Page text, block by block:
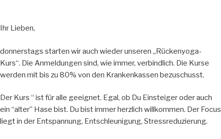
Ihr Lieben,
donnerstags starten wir auch wieder unseren „Rückenyoga-
Kurs“. Die Anmeldungen sind, wie immer, verbindlich. Die Kurse
werden mit bis zu 80% von den Krankenkassen bezuschusst.
Der Kurs “ ist für alle geeignet. Egal, ob Du Einsteiger oder auch
ein “alter” Hase bist. Du bist immer herzlich willkommen. Der Focus
liegt in der Entspannung, Entschleunigung, Stressreduzierung.